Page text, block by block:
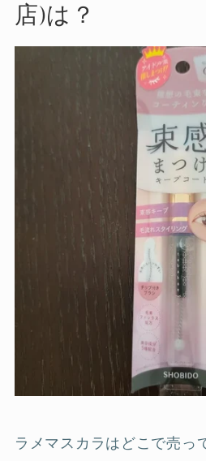
店)は？
ラメマスカラはどこで売っ